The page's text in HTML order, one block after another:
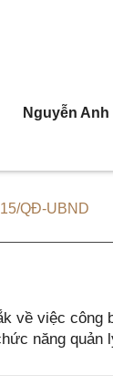
Nguyễn
QĐ-UBND
về việc công
năng quản